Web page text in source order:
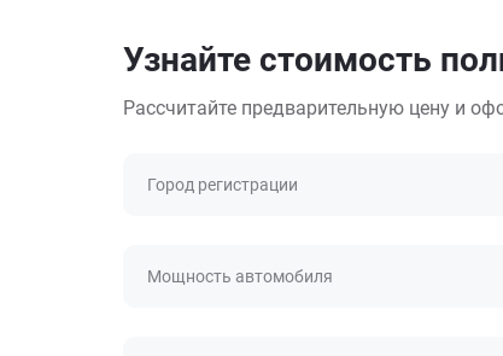
Узнайте стоимость
Рассчитайте предварительную цену и
Город регистрации
Мощность автомобиля